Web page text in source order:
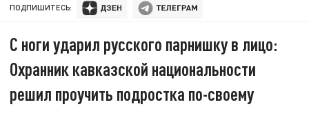
ПОДПИШИТЕСЬ:
С ноги ударил русского парнишку в лицо:
Охранник кавказской национальности
решил проучить подростка по-своему